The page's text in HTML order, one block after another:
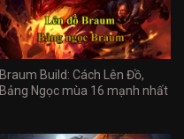
Braum Build: Cách Lên Đồ,
Bảng Ngọc mùa 16 mạnh nhất